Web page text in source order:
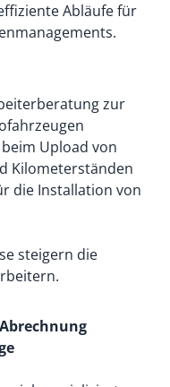
Abläufe für
zur
Upload von
Kilometerständen
die Installation von
steigern die